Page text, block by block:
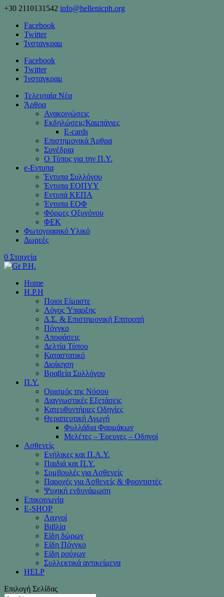
+30 2110131542 info@hellenicph.org
Facebook
Twitter
Ίνσταγκραμ
Facebook
Twitter
Ίνσταγκραμ
Τελευταία Νέα
Άρθρα
Ανακοινώσεις
Εκδηλώσεις/Καμπάνιες
Ε-cards
Επιστημονικά Άρθρα
Συνέδρια
Ο Τύπος για την Π.Υ.
e-Eντυπα
Έντυπα Συλλόγου
Έντυπα ΕΟΠΥΥ
Εντυπά ΚΕΠΑ
Έντυπα ΕΟΦ
Φόρμες Οξυγόνου
ΦΕΚ
Φωτογραφικό Υλικό
Δωρεές
0 Στοιχεία
Home
H.P.H
Ποιοι Είμαστε
Λόγος Ύπαρξης
Δ.Σ. & Επιστημονική Επιτροπή
Πόνγκο
Αποφάσεις
Δελτία Τύπου
Καταστατικό
Διοίκηση
Βραβεία Συλλόγου
Π.Υ.
Ορισμός της Νόσου
Διαγνωστικές Εξετάσεις
Κατευθυντήριες Οδηγίες
Θεραπευτική Αγωγή
Φυλλάδια Φαρμάκων
Μελέτες – Έρευνες – Οδηγοί
Ασθενείς
Ενήλικες και Π.Α.Υ.
Παιδιά και Π.Υ.
Συμβουλές για Ασθενείς
Παροχές για Ασθενείς & Φροντιστές
Ψυχική ενδυνάμωση
Επικοινωνία
Ε-SHOP
Λαχνοί
Βιβλία
Είδη δώρων
Είδη Πόνγκο
Είδη ρούχων
Συλλεκτικά αντικείμενα
HELP
Επιλογή Σελίδας